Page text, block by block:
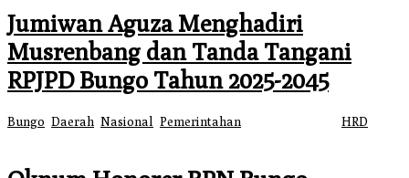
Jumiwan Aguza Menghadiri
Musrenbang dan Tanda Tangani
RPJPD Bungo Tahun 2025-2045
Bungo Daerah Nasional Pemerintahan HRD